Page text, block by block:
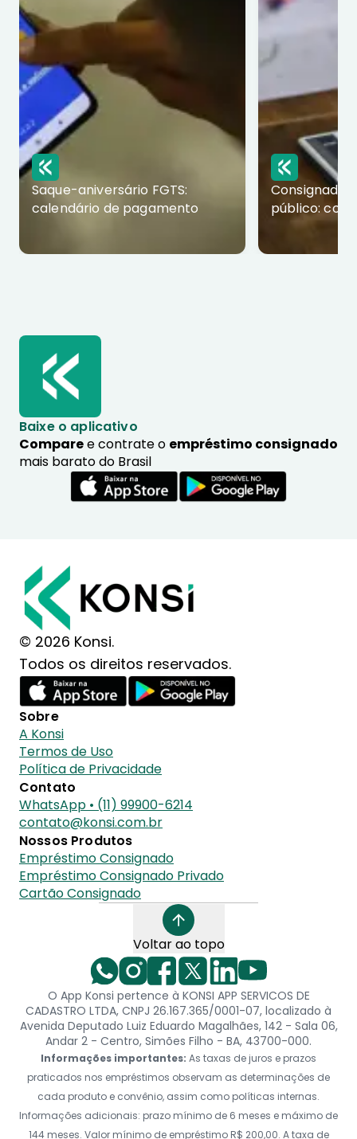
Saque-aniversário FGTS:
calendário de pagamento
Consignado
público:
Baixe o aplicativo
Comparee contrate o empréstimo consignado
mais barato do Brasil
© 2026 Konsi.
Todos os direitos reservados.
Sobre
A Konsi
Termos de Uso
Política de Privacidade
Contato
WhatsApp • (11) 99900-6214
contato@konsi.com.br
Nossos Produtos
Empréstimo Consignado
Empréstimo Consignado Privado
Cartão Consignado
Voltar ao topo
O App Konsi pertence à KONSI APP SERVICOS DE
CADASTRO LTDA, CNPJ 26.167.365/0001-07, localizado à
Avenida Deputado Luiz Eduardo Magalhães, 142 - Sala 06,
Andar 2 - Centro, Simões Filho - BA, 43700-000.
Informações importantes: As taxas de juros e prazos
praticados nos empréstimos observam as determinações de
cada produto e convênio, assim como políticas internas.
Informações adicionais: prazo mínimo de 6 meses e máximo de
144 meses. Valor mínimo de empréstimo R$ 200,00. A taxa de